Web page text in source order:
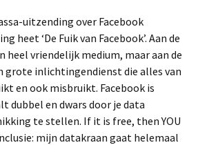
uitzending over Facebook
heet ‘De Fuik van Facebook’. Aan de
vriendelijk medium, maar aan de
grote inlichtingendienst die alles van
en ook misbruikt. Facebook is
dubbel en dwars door je data
te stellen. If it is free, then YOU
mijn datakraan gaat helemaal